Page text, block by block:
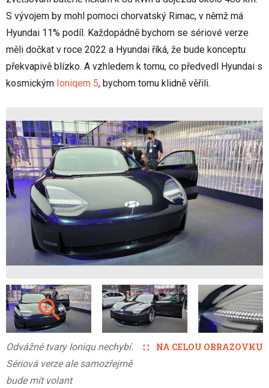
S vývojem by mohl pomoci chorvatský Rimac, v němž má
Hyundai 11% podíl. Každopádně bychom se sériové verze
měli dočkat v roce 2022 a Hyundai říká, že bude konceptu
překvapivě blízko. A vzhledem k tomu, co předvedl Hyundai s
kosmickým Ioniqem 5, bychom tomu klidně věřili.
NA CELOU OBRAZOVKU
Odvážné tvary Ioniqu nechybí.
Sériová verze ale samozřejmě
bude mít volant